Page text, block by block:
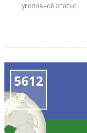
уголовной статье.
5612
